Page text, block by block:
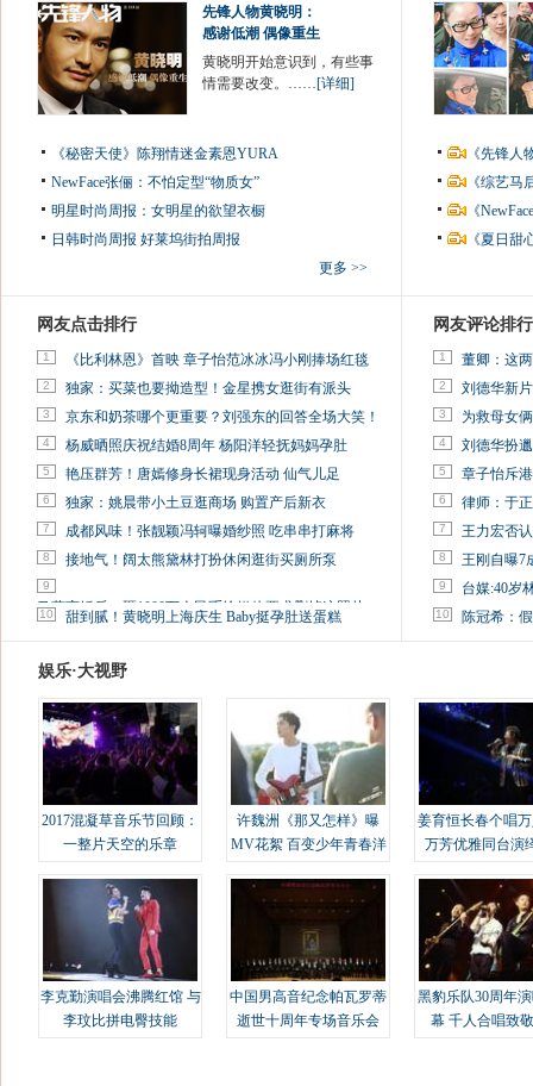
先锋人物黄晓明：
感谢低潮 偶像重生
黄晓明开始意识到，有些事
情需要改变。……[详细]
《秘密天使》陈翔情迷金素恩YURA
NewFace张俪：不怕定型“物质女”
明星时尚周报：女明星的欲望衣橱
日韩时尚周报 好莱坞街拍周报
更多 >>
《先锋
《综艺
《
《夏日
网友点击排行
1 《比利林恩》首映 章子怡范冰冰冯小刚捧场红毯
2 独家：买菜也要拗造型！金星携女逛街有派头
3 京东和奶茶哪个更重要？刘强东的回答全场大笑！
4 杨威晒照庆祝结婚8周年 杨阳洋轻抚妈妈孕肚
5 艳压群芳！唐嫣修身长裙现身活动 仙气儿足
6 独家：姚晨带小土豆逛商场 购置产后新衣
7 成都风味！张靓颖冯轲曝婚纱照 吃串串打麻将
8 接地气！阔太熊黛林打扮休闲逛街买厕所泵
9
马蓉离婚后，砸1000万人民币给媒体要求删掉这照片
10 甜到腻！黄晓明上海庆生 Baby挺孕肚送蛋糕
网友评论排行
1 董卿：这
2 刘德华新
3 为救母女
4 刘德华扮
5 章子怡斥
6 律师：于
7 王力宏否
8 王刚自曝7
9 台媒:40岁
10 陈冠希：
娱乐·大视野
2017混凝草音乐节回顾：
一整片天空的乐章
许魏洲《那又怎样》曝
MV花絮 百变少年青春洋
姜育恒长春个唱
万芳优雅同台演
李克勤演唱会沸腾红馆 与
李玟比拼电臀技能
中国男高音纪念帕瓦罗蒂
逝世十周年专场音乐会
黑豹乐队30周年
幕 千人合唱致